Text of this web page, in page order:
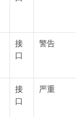
接
口
警告
接
口
严重